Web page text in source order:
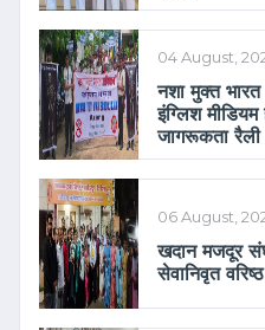
04 August,
नशा मुक्त
इंग्लिश
जागरूकता रैली
06 August,
खदान मजदूर संघ
सेवानिवृत